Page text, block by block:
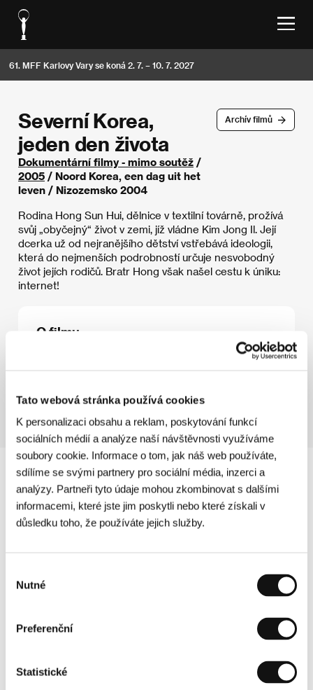
Tato webová stránka používá cookies
K personalizaci obsahu a reklam, poskytování funkcí
sociálních médií a analýze naší návštěvnosti využíváme
soubory cookie. Informace o tom, jak náš web používáte,
sdílíme se svými partnery pro sociální média, inzerci a
analýzy. Partneři tyto údaje mohou zkombinovat s dalšími
informacemi, které jste jim poskytli nebo které získali v
důsledku toho, že používáte jejich služby.
souhlasu
Nutné
Preferenční
Statistické
61. MFF Karlovy Vary se koná 2. 7. – 10. 7. 2027
Archív filmů
Severní Korea,
jeden den života
Dokumentární filmy - mimo soutěž /
2005 / Noord Korea, een dag uit het
leven / Nizozemsko 2004
Rodina Hong Sun Hui, dělnice v textilní továrně, prožívá
svůj „obyčejný“ život v zemi, jíž vládne Kim Jong Il. Její
dcerka už od nejranějšího dětství vstřebává ideologii,
která do nejmenších podrobností určuje nesvobodný
život jejích rodičů. Bratr Hong však našel cestu k úniku:
internet!
O filmu
Hudba
Philip Glass / Střih Michiel Reichwein